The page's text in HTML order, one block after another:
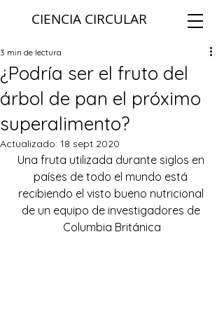
CIENCIA CIRCULAR
¿Podría ser el fruto del
árbol de pan el próximo
superalimento?
3 min de lectura
Actualizado: 18 sept 2020
Una fruta utilizada durante siglos en
países de todo el mundo está
recibiendo el visto bueno nutricional
de un equipo de investigadores de
Columbia Británica